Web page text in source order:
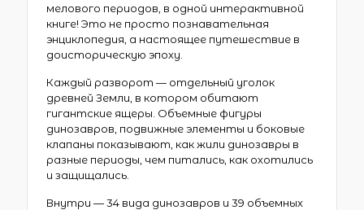
мелового периодов, в одной интерактивной
книге! Это не просто познавательная
энциклопедия, а настоящее путешествие в
доисторическую эпоху.
Каждый разворот — отдельный уголок
древней Земли, в котором обитают
гигантские ящеры. Объемные фигуры
динозавров, подвижные элементы и боковые
клапаны показывают, как жили динозавры в
разные периоды, чем питались, как охотились
и защищались.
Внутри — 34 вида динозавров и 39 объемных